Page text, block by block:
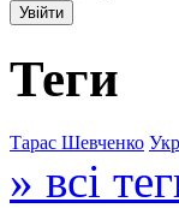
Теги
Тарас Шевченко
» всі